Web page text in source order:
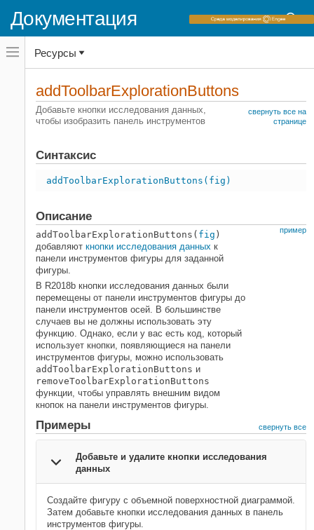
Документация
Переключатель
навигационного
меню
переключатель
навигационного
MATLAB
Импорт и анализ данных
addToolbarExplorationButtons
НА ЭТОЙ СТРАНИЦЕ
Описание
Примеры
Входные параметры
Больше о
Смотрите также
Ресурсы
addToolbarExplorationButtons
Добавьте кнопки исследования данных,
чтобы изобразить панель инструментов
свернуть все на
странице
Синтаксис
addToolbarExplorationButtons(fig)
Описание
пример
addToolbarExplorationButtons( fig )
добавляют кнопки исследования данных к
панели инструментов фигуры для заданной
фигуры.
В R2018b кнопки исследования данных были
перемещены от панели инструментов фигуры до
панели инструментов осей. В большинстве
случаев вы не должны использовать эту
функцию. Однако, если у вас есть код, который
использует кнопки, появляющиеся на панели
инструментов фигуры, можно использовать
addToolbarExplorationButtons и
removeToolbarExplorationButtons
функции, чтобы управлять внешним видом
кнопок на панели инструментов фигуры.
Примеры свернуть все
Добавьте и удалите кнопки исследования
данных
Создайте фигуру с объемной поверхностной диаграммой.
Затем добавьте кнопки исследования данных в панель
инструментов фигуры.